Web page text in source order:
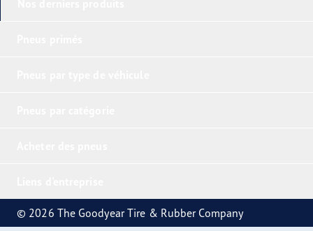
© 2026 The Goodyear Tire & Rubber Company